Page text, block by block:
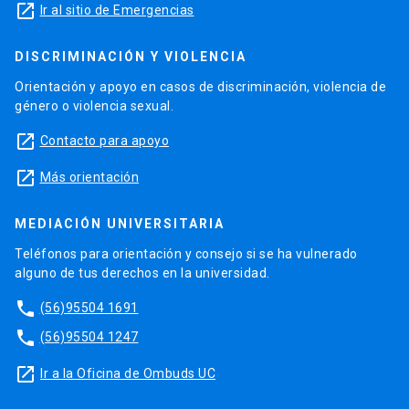
Patológica, Hospital Clínico Universidad
Clínica y Reumatología Hospital Clínico U. C. y
Centro Médico San Joaquín.
Laboratorio en Dermatología: Laboratorio
Universidad Católica, Edificio Médico Alcántara
San Joaquín
Cosmiatría y técnicas no quirúrgicas: laser,
terapia fotodinámica etc: Centro Médico San
Joaquín y CEM.
Imágenes en Dermatología: Centro IDIEP.
Oncología cutánea.
Otros trastornos inflamatorios de la piel
Cirugía Dermatológica.
Técnicas dermocosmiátricas.
Fototerapia y láser
Además de la formación Práctica y la Teórica, los
residentes deben durante su formación acudir a
las Reuniones científicas del Departamento de
Dermatología e Interdepartamentales, según
launch Ir al sitio de Emergencias
DISCRIMINACIÓN Y VIOLENCIA
Orientación y apoyo en casos de discriminación, violencia de
género o violencia sexual.
launch Contacto para apoyo
launch Más orientación
MEDIACIÓN UNIVERSITARIA
Teléfonos para orientación y consejo si se ha vulnerado
alguno de tus derechos en la universidad.
phone (56)95504 1691
phone (56)95504 1247
launch Ir a la Oficina de Ombuds UC